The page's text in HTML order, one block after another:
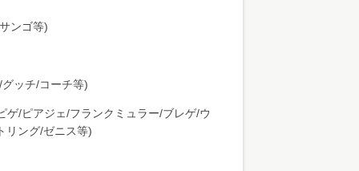
ンゴ等)
ッチ/コーチ等)
/ピアジェ/フランクミュラー/ブレゲ/ウ
リング/ゼニス等)